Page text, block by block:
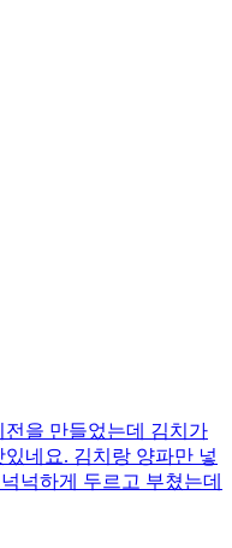
을 만들었는데 김치가
네요. 김치랑 양파만 넣
넉하게 두르고 부쳤는데